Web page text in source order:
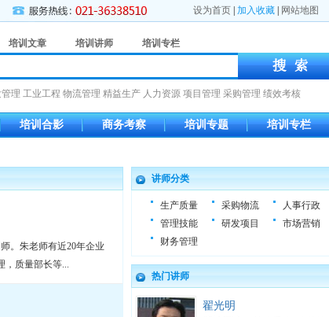
设为首页 加入收藏 网站地图
培训文章 培训讲师 培训专栏
理 工业工程 物流管理 精益生产 人力资源 项目管理 采购管理 绩效考核
培训合影 商务考察 培训专题 培训专栏
。朱老师有近20年企业
，质量部长等...
讲师分类
生产质量 采购物流
人事行政
管理技能
研发项目
市场营销
财务管理
热门讲师
翟光明